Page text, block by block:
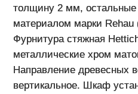
толщину 2 мм, остальные
материалом марки
Фурнитура стяжная
металлические хром
Направление древесных
вертикальное. Шкаф